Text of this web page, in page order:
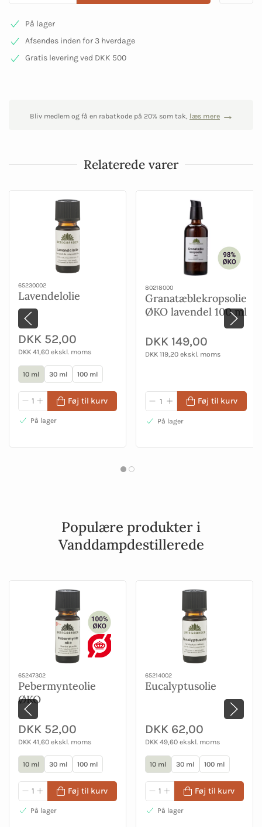
På lager
Afsendes inden for 3 hverdage
Gratis levering ved DKK 500
Bliv medlem og få en rabatkode på 20% som tak, læs mere
Relaterede varer
65230002
Lavendelolie
DKK 52,00
DKK 41,60 ekskl. moms
10 ml 30 ml 100 ml
Føj til kurv
På lager
80218000
Granatæblekropsolie
ØKO lavendel 100 ml
DKK 149,00
DKK 119,20 ekskl. moms
Føj til kurv
På lager
Populære produkter i
Vanddampdestillerede
65247302
Pebermynteolie
ØKO
DKK 52,00
DKK 41,60 ekskl. moms
10 ml 30 ml 100 ml
Føj til kurv
På lager
65214002
Eucalyptusolie
DKK 62,00
DKK 49,60 ekskl. moms
10 ml 30 ml 100 ml
Føj til kurv
På lager